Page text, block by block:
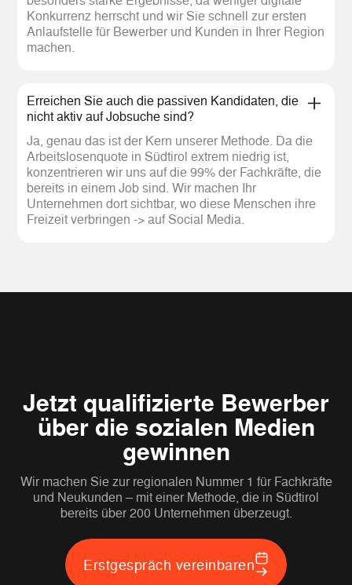
Konkurrenz herrscht und wir Sie schnell zur ersten
Anlaufstelle für Bewerber und Kunden in Ihrer Region
machen.
Erreichen Sie auch die passiven Kandidaten, die
nicht aktiv auf Jobsuche sind?
Ja, genau das ist der Kern unserer Methode. Da die
Arbeitslosenquote in Südtirol extrem niedrig ist,
konzentrieren wir uns auf die 99% der Fachkräfte, die
bereits in einem Job sind. Wir machen Ihr
Unternehmen dort sichtbar, wo diese Menschen ihre
Freizeit verbringen -> auf Social Media.
Jetzt qualifizierte Bewerber
über die sozialen Medien
gewinnen
Wir machen Sie zur regionalen Nummer 1 für Fachkräfte
und Neukunden – mit einer Methode, die in Südtirol
bereits über 200 Unternehmen überzeugt.
Erstgespräch vereinbaren